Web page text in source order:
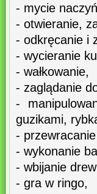
- mycie
- otwieranie,
- odkręcanie i
- wycieranie
- wałkowanie,
- zaglądanie
-
guzikami,
-
- wykonanie
- wbijanie
- gra w ringo,